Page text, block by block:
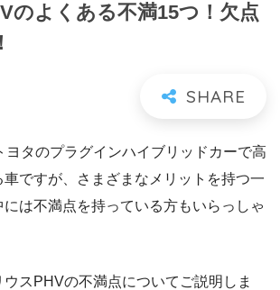
のよくある不満15つ！欠点
ヨタのプラグインハイブリッドカーで高
ですが、さまざまなメリットを持つ一
は不満点を持っている方もいらっしゃ
スPHVの不満点についてご説明しま